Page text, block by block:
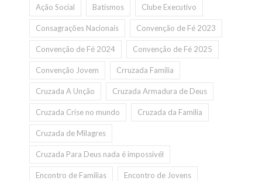
Ação Social Batismos Clube Executivo
Consagrações Nacionais Convenção de Fé 2023
Convenção de Fé 2024 Convenção de Fé 2025
Convenção Jovem Crruzada Familia
Cruzada A Unção Cruzada Armadura de Deus
Cruzada Crise no mundo Cruzada da Familia
Cruzada de Milagres
Cruzada Para Deus nada é impossivél
Encontro de Familias Encontro de Jovens